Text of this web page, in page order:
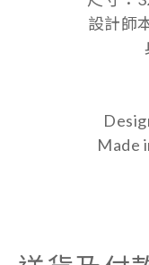
設計師
Made